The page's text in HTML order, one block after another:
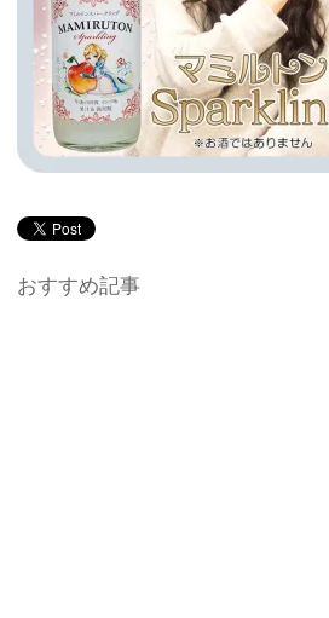
おすすめ記事